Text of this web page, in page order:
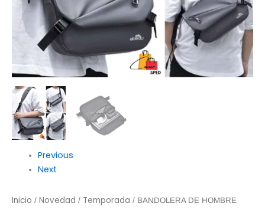
Previous
Next
Inicio / Novedad / Temporada / BANDOLERA DE HOMBRE